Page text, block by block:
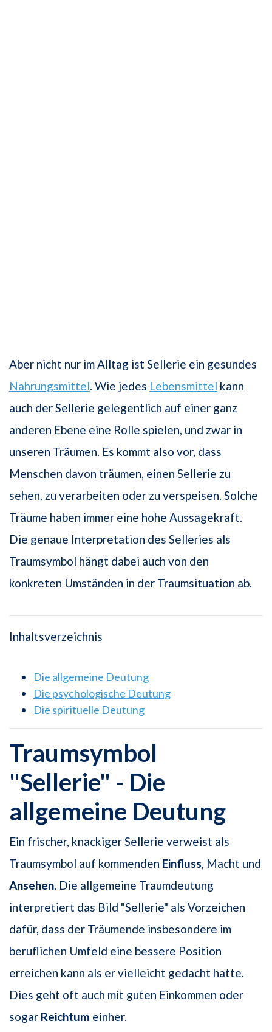
Aber nicht nur im Alltag ist Sellerie ein gesundes
Nahrungsmittel. Wie jedes Lebensmittel kann
auch der Sellerie gelegentlich auf einer ganz
anderen Ebene eine Rolle spielen, und zwar in
unseren Träumen. Es kommt also vor, dass
Menschen davon träumen, einen Sellerie zu
sehen, zu verarbeiten oder zu verspeisen. Solche
Träume haben immer eine hohe Aussagekraft.
Die genaue Interpretation des Selleries als
Traumsymbol hängt dabei auch von den
konkreten Umständen in der Traumsituation ab.
Inhaltsverzeichnis
Die allgemeine Deutung
Die psychologische Deutung
Die spirituelle Deutung
Traumsymbol
"Sellerie" - Die
allgemeine Deutung
Ein frischer, knackiger Sellerie verweist als
Traumsymbol auf kommenden Einfluss, Macht und
Ansehen. Die allgemeine Traumdeutung
interpretiert das Bild "Sellerie" als Vorzeichen
dafür, dass der Träumende insbesondere im
beruflichen Umfeld eine bessere Position
erreichen kann als er vielleicht gedacht hatte.
Dies geht oft auch mit guten Einkommen oder
sogar Reichtum einher.